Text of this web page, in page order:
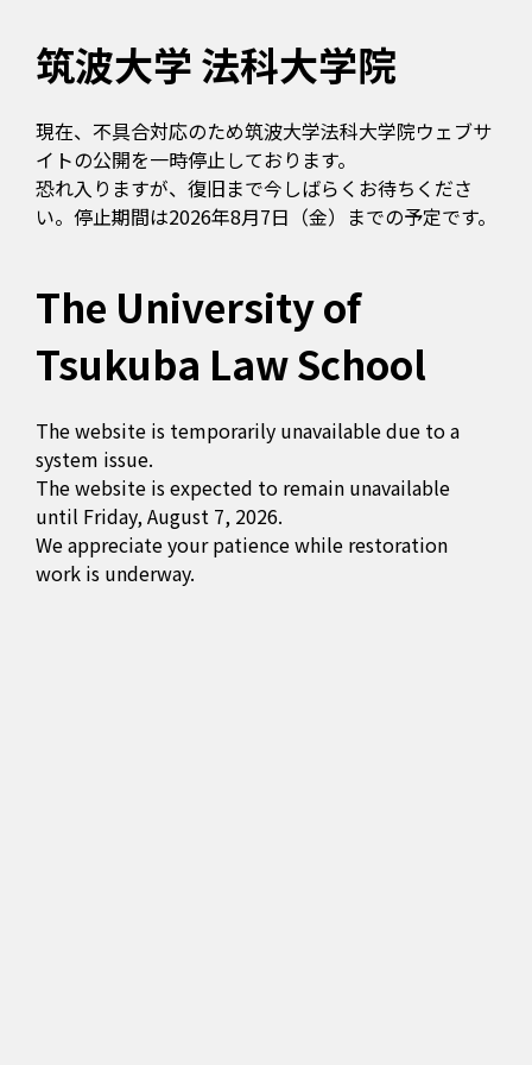
筑波大学 法科大学院
現在、不具合対応のため筑波大学法科大学院ウェブサ
イトの公開を一時停止しております。
恐れ入りますが、復旧まで今しばらくお待ちくださ
い。停止期間は2026年8月7日（金）までの予定です。
The University of
Tsukuba Law School
The website is temporarily unavailable due to a
system issue.
The website is expected to remain unavailable
until Friday, August 7, 2026.
We appreciate your patience while restoration
work is underway.